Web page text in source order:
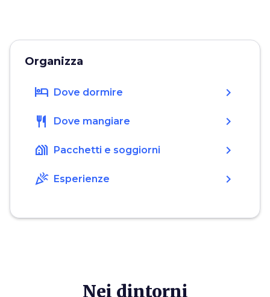
Organizza
hotel Dove dormire chevron_right
restaurant Dove mangiare chevron_right
holiday_village Pacchetti e soggiorni chevron_right
celebration Esperienze chevron_right
Nei dintorni